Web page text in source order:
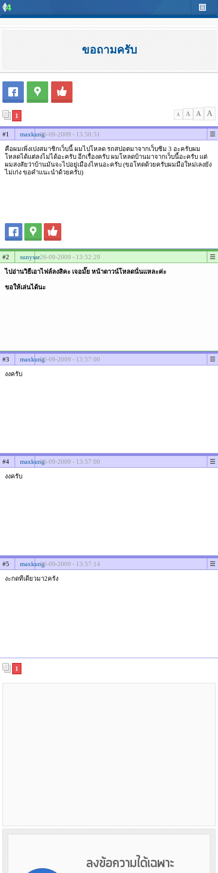
ขอถามครับ
1 A A A A
#1 maxkung26-09-2009 - 13:50:51
คือผมเพิ่งเปงสมาชิกเว็บนี้ ผมไปโหลด รถสปอตมาจากเว็บซิม 3 อะครับผม
โหลดได้แต่ลงไม่ได้อะครับ อีกเรื่องครับ ผมโหลดบ้านมาจากเว็บนี้อะครับ แต่
ผมสงสัยว่าบ้านมันจะไปอยู่เมืองไหนอะครับ (ขอโทดด้วยครับผมมือใหม่เลงยัง
ไม่เก่ง ขอคำแนะนำด้วยครับ)
#2 sunysar26-09-2009 - 13:52:29
ไปอ่านวิธีเอาไฟล์ลงสิคะ เจอมั๊ย หน้าดาวน์โหลดนั่นแหละค่ะ
ขอให้เล่นได้นะ
#3 maxkung26-09-2009 - 13:57:00
งงครับ
#4 maxkung26-09-2009 - 13:57:00
งงครับ
#5 maxkung26-09-2009 - 13:57:14
งะกดทีเดียวมา2ครัง
1
ลงข้อความได้เฉพาะ